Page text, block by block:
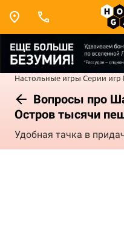
Настольные игры Серии игр
Вопросы про
Остров тысячи
Удобная тачка в